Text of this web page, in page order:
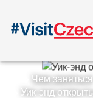
Чем заняться
Уик-энд